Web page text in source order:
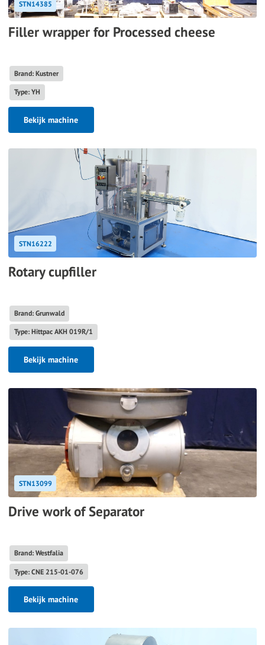
STN14385
Filler wrapper for Processed cheese
Brand: Kustner
Type: YH
Bekijk machine
STN16222
Rotary cupfiller
Brand: Grunwald
Type: Hittpac AKH 019R/1
Bekijk machine
STN13099
Drive work of Separator
Brand: Westfalia
Type: CNE 215-01-076
Bekijk machine